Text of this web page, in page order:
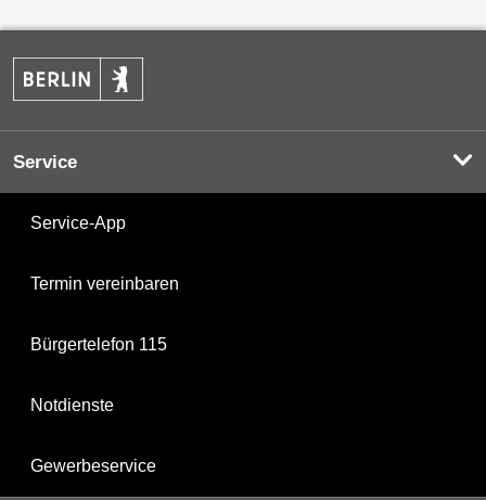
Service
Service-App
Termin vereinbaren
Bürgertelefon 115
Notdienste
Gewerbeservice